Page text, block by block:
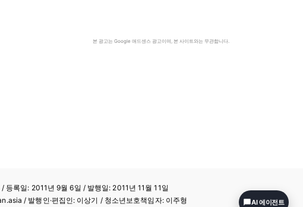
본 광고는 Google 애드센스 광고이며, 본 사이트와는 무관합니다.
록일: 2011년 9월 6일 / 발행일: 2011년 11월 11일
/ 발행인·편집인: 이상기 / 청소년보호책임자: 이주형 AI 에이전트